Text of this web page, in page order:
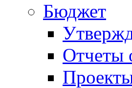
Бюджет
Отчеты